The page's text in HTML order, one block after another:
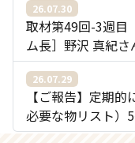
26.07.30
取材第49回-3週
ム長］野沢 真紀さ
26.07.29
【ご報告】定期
必要な物リスト）